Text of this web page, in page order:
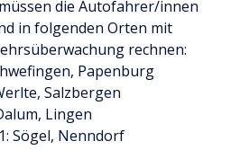
die Autofahrer/innen
in folgenden Orten mit
rechnen:
Papenburg
Salzbergen
Lingen
Sögel, Nenndorf